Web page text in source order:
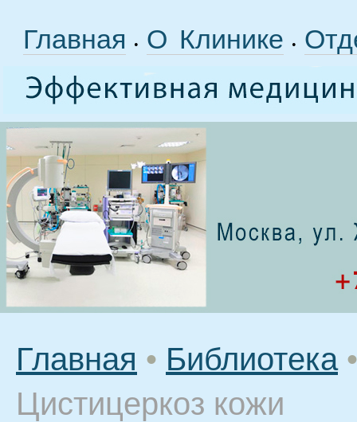
Главная • О Клинике •
Главная • Библиотека •
Цистицеркоз кожи